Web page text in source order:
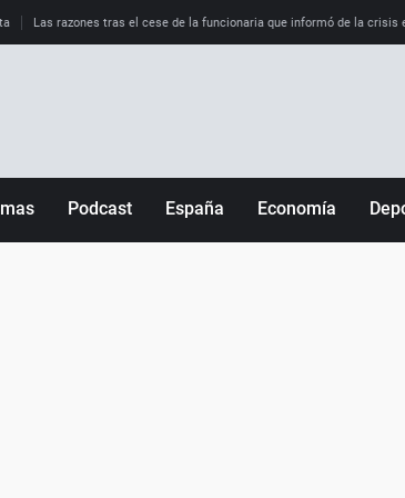
Las razones tras el cese de la funcionaria que informó de la crisis
Podcast España Economía